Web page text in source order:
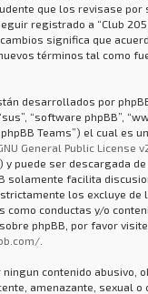
que los revisase por
registrado a “Club 205
significa que
términos tal como
desarrollados por
“software phpBB”,
Teams”) el cual es
General Public License
y puede ser descargada
solamente facilita
los excluye de
como conductas y/o
phpBB, por favor
ningun contenido abusivo,
amenazante, sexual o